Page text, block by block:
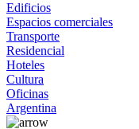
Edificios
Espacios comerciales
Transporte
Residencial
Hoteles
Cultura
Oficinas
Argentina